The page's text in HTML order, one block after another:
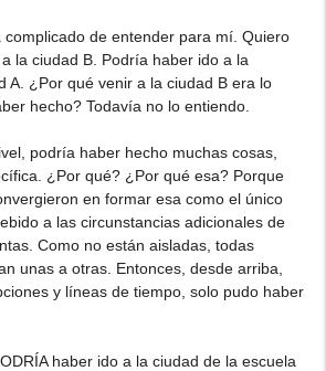
complicado de entender para mí. Quiero
la ciudad B. Podría haber ido a la
A. ¿Por qué venir a la ciudad B era lo
hecho? Todavía no lo entiendo.
podría haber hecho muchas cosas,
¿Por qué? ¿Por qué esa? Porque
en formar esa como el único
a las circunstancias adicionales de
Como no están aisladas, todas
unas a otras. Entonces, desde arriba,
y líneas de tiempo, solo pudo haber
haber ido a la ciudad de la escuela